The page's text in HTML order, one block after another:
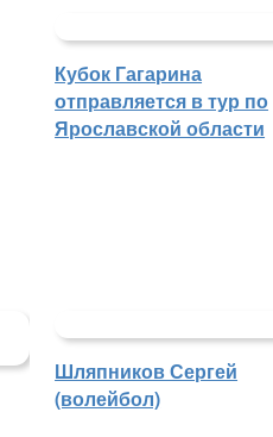
Кубок Гагарина
отправляется в тур по
Ярославской области
Шляпников Сергей
(волейбол)